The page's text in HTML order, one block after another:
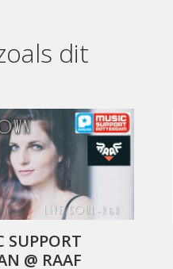
dit
SUPPORT
@ RAAF